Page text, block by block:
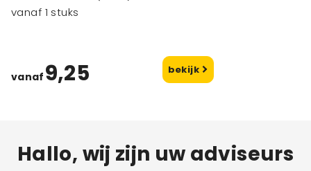
vanaf 1 stuks
vanaf 9,25 bekijk
Hallo, wij zijn uw adviseurs